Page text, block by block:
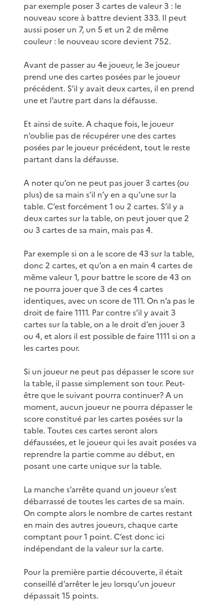
par exemple poser 3 cartes de valeur 3 : le
nouveau score à battre devient 333. Il peut
aussi poser un 7, un 5 et un 2 de même
couleur : le nouveau score devient 752.
Avant de passer au 4e joueur, le 3e joueur
prend une des cartes posées par le joueur
précédent. S’il y avait deux cartes, il en prend
une et l’autre part dans la défausse.
Et ainsi de suite. A chaque fois, le joueur
n’oublie pas de récupérer une des cartes
posées par le joueur précédent, tout le reste
partant dans la défausse.
A noter qu’on ne peut pas jouer 3 cartes (ou
plus) de sa main s’il n’y en a qu’une sur la
table. C’est forcément 1 ou 2 cartes. S’il y a
deux cartes sur la table, on peut jouer que 2
ou 3 cartes de sa main, mais pas 4.
Par exemple si on a le score de 43 sur la table,
donc 2 cartes, et qu’on a en main 4 cartes de
même valeur 1, pour battre le score de 43 on
ne pourra jouer que 3 de ces 4 cartes
identiques, avec un score de 111. On n’a pas le
droit de faire 1111. Par contre s’il y avait 3
cartes sur la table, on a le droit d’en jouer 3
ou 4, et alors il est possible de faire 1111 si on a
les cartes pour.
Si un joueur ne peut pas dépasser le score sur
la table, il passe simplement son tour. Peut-
être que le suivant pourra continuer? A un
moment, aucun joueur ne pourra dépasser le
score constitué par les cartes posées sur la
table. Toutes ces cartes seront alors
défaussées, et le joueur qui les avait posées va
reprendre la partie comme au début, en
posant une carte unique sur la table.
La manche s’arrête quand un joueur s’est
débarrassé de toutes les cartes de sa main.
On compte alors le nombre de cartes restant
en main des autres joueurs, chaque carte
comptant pour 1 point. C’est donc ici
indépendant de la valeur sur la carte.
Pour la première partie découverte, il était
conseillé d’arrêter le jeu lorsqu’un joueur
dépassait 15 points.